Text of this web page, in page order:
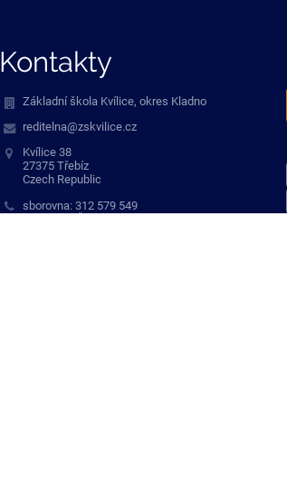
Kontakty
Základní škola Kvílice, okres Kladno
reditelna@zskvilice.cz
Kvílice 38
27375 Třebíz
Czech Republic
sborovna: 312 579 549